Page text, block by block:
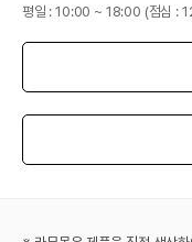
평일 : 10:00 ~ 18:00 (점심 :